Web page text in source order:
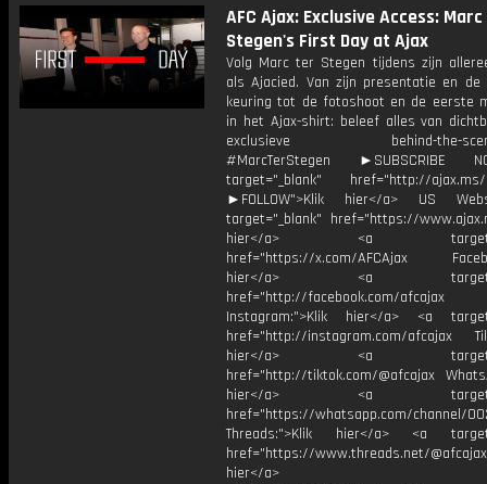
AFC Ajax: Exclusive Access:
Stegen's First Day at Ajax
Volg Marc ter Stegen tijdens zijn
als Ajacied. Van zijn presentatie en de
keuring tot de fotoshoot en de eerste
in het Ajax-shirt: beleef alles van
exclusieve behind-the-
#MarcTerStegen ►SUBSCRIBE
target="_blank" href="http://ajax.ms/
►FOLLOW">Klik hier</a> US
target="_blank" href="https://
hier</a> <a
href="https://x.com/AFCAjax
hier</a> <a
href="http://facebook.com/afcajax
Instagram:">Klik hier</a> <a
href="http://instagram.com/afcajax
hier</a> <a
href="http://tiktok.com/@afcajax
hier</a> <a
href="https://whatsapp.com/channel/
Threads:">Klik hier</a> <a
href="https://www.threads.net/
hier</a>